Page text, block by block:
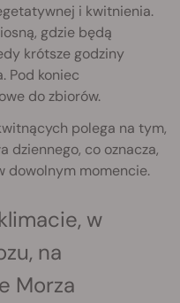
i kwitnienia.
gdzie będą
krótsze godziny
Pod koniec
do zbiorów.
polega na tym,
dziennego, co oznacza,
dowolnym momencie.
w
na
Morza